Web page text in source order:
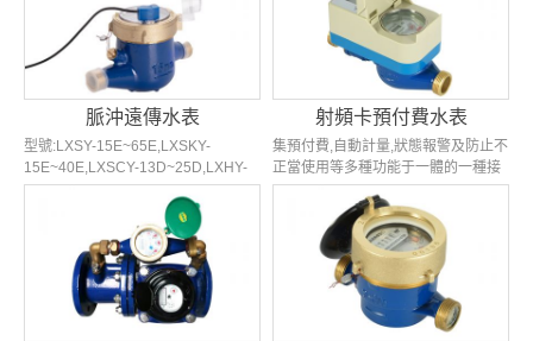
脈沖遠傳水表
型號:LXSY-15E~65E,LXSKY-
15E~40E,LXSCY-13D~25D,LXHY-
15s~20s等多種可選 原理:脈沖計數
類型:光電轉換表;單/雙干簧管表;霍爾
射頻卡預付費水表
集預付費,自動計量,狀態報警及防止不
正當使用等多種功能于一體的一種接
觸式預付費型水表, 具有計量準確,性
能可靠,結構緊湊合理等優點,適用于單
向非脈沖水流...